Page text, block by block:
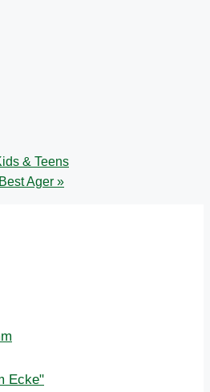
& Teens
Ager »
Ecke"